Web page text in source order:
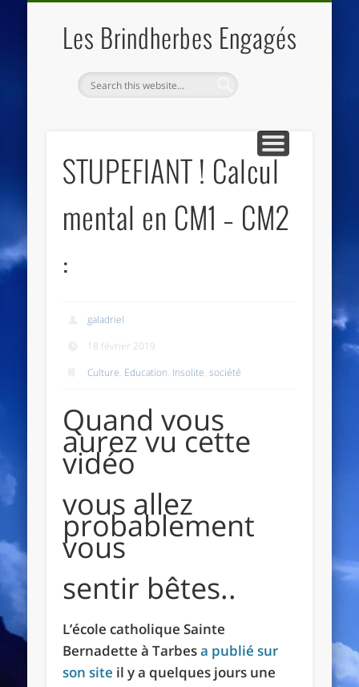
Les Brindherbes Engagés
STUPEFIANT ! Calcul
mental en CM1 – CM2
:
galadriel
18 février 2019
Culture, Education, Insolite,société
Quand vous
aurez vu cette
vidéo
vous allez
probablement
vous
sentir bêtes..
L’école catholique Sainte
Bernadette à Tarbesa publié sur
son site il y a quelques jours une